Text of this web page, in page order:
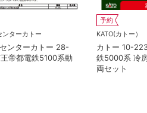
ホビーセンターカトーZ04-
8103 クモハ165 ヘッドライ
トレンズ